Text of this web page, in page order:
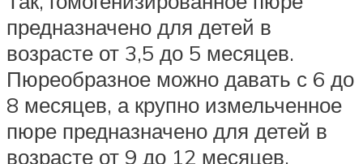
предназначено для детей в
возрасте от 3,5 до 5 месяцев.
Пюреобразное можно давать с 6 до
8 месяцев, а крупно измельченное
пюре предназначено для детей в
возрасте от 9 до 12 месяцев.